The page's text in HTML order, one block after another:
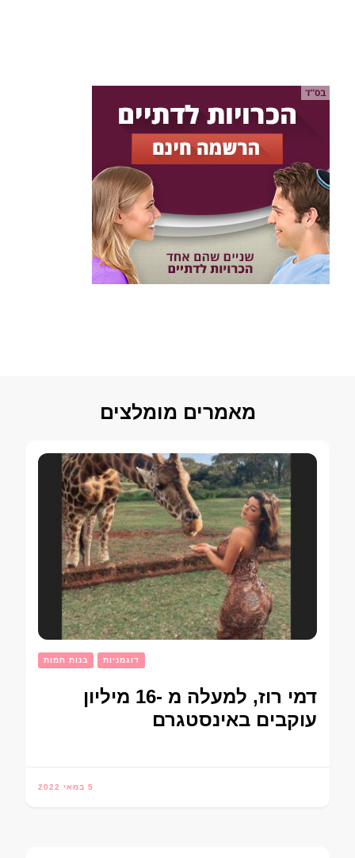
מאמרים מומלצים
בנות חמות דוגמניות
דמי רוז, למעלה מ -16 מיליון
עוקבים באינסטגרם
5 במאי 2022